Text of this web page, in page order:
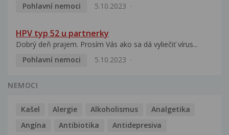
Pohlavní nemoci
5.10.2023
HPV typ 52 u partnerky
Dobrý deň prajem. Prosím Vás ako sa dá vyliečiť vírus...
Pohlavní nemoci
5.10.2023
NEMOCI
Kašel Alergie Alkoholismus
Analgetika
Angína
Antibiotika
Antidepresiva